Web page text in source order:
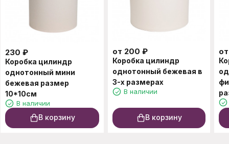
230 ₽
Коробка цилиндр
однотонный мини
бежевая размер
10*10см
В наличии
В корзину
от 200 ₽
Коробка цилиндр
однотонный бежевая в
3-х размерах
В наличии
В корзину